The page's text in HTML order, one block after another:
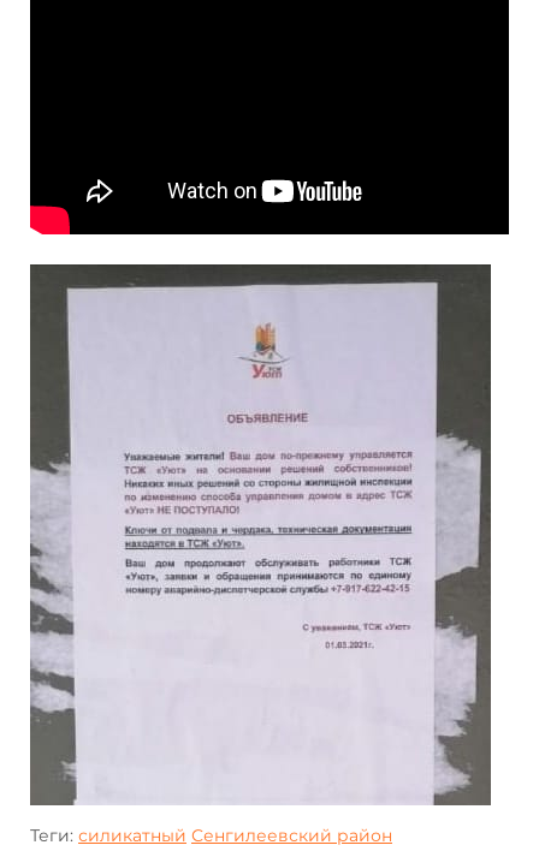
Теги: силикатный Сенгилеевский район